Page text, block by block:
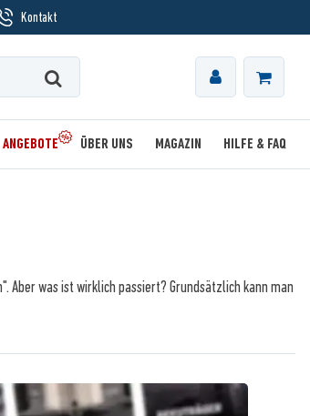
Kontakt
HILFE & FAQ
MAGAZIN
ÜBER UNS
ANGEBOTE
Aber was ist wirklich passiert? Grundsätzlich kann man